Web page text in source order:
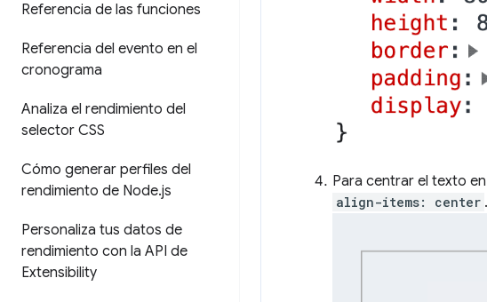
Referencia de las funciones
Referencia del evento en el
cronograma
Analiza el rendimiento del
selector CSS
Cómo generar perfiles del
rendimiento de Node.js
Personaliza tus datos de
rendimiento con la API de
Extensibility
Para centrar el texto
align-items: center .